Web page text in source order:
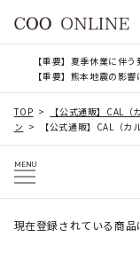
【重要】夏季休業に伴
【重要】熊本地震の影
TOP
【公式通販】CAL
ン
【公式通販】CAL（
MENU
現在登録されている商品